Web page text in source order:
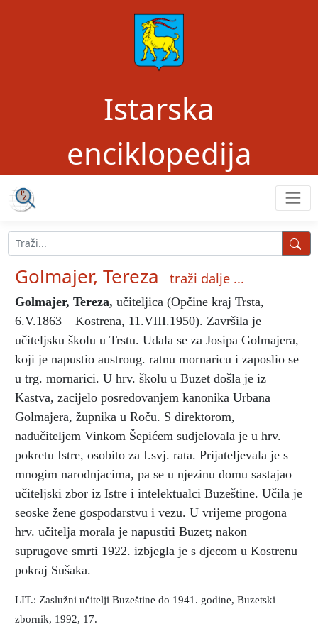
Istarska
enciklopedija
Golmajer, Tereza traži dalje ...
Golmajer, Tereza, učiteljica (Opčine kraj Trsta,
6.V.1863 – Kostrena, 11.VIII.1950). Završila je
učiteljsku školu u Trstu. Udala se za Josipa Golmajera,
koji je napustio austroug. ratnu mornaricu i zaposlio se
u trg. mornarici. U hrv. školu u Buzet došla je iz
Kastva, zacijelo posredovanjem kanonika Urbana
Golmajera, župnika u Roču. S direktorom,
nadučiteljem Vinkom Šepićem sudjelovala je u hrv.
pokretu Istre, osobito za I.svj. rata. Prijateljevala je s
mnogim narodnjacima, pa se u njezinu domu sastajao
učiteljski zbor iz Istre i intelektualci Buzeštine. Učila je
seoske žene gospodarstvu i vezu. U vrijeme progona
hrv. učitelja morala je napustiti Buzet; nakon
suprugove smrti 1922. izbjegla je s djecom u Kostrenu
pokraj Sušaka.
LIT.: Zaslužni učitelji Buzeštine do 1941. godine, Buzetski
zbornik, 1992, 17.